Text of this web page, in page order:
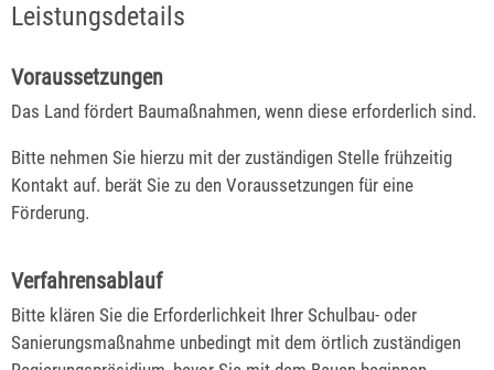
Leistungsdetails
Voraussetzungen
Das Land fördert Baumaßnahmen, wenn diese erforderlich sind.
Bitte nehmen Sie hierzu mit der zuständigen Stelle frühzeitig
Kontakt auf. berät Sie zu den Voraussetzungen für eine
Förderung.
Verfahrensablauf
Bitte klären Sie die Erforderlichkeit Ihrer Schulbau- oder
Sanierungsmaßnahme unbedingt mit dem örtlich zuständigen